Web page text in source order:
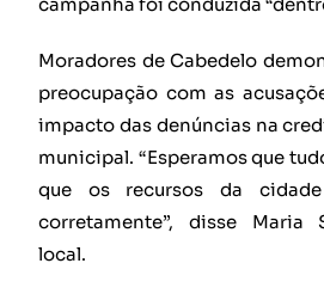
Moradores de Cabedelo
preocupação com as
impacto das denúncias na
municipal. “Esperamos que
que os recursos da
corretamente”, disse Maria
local.